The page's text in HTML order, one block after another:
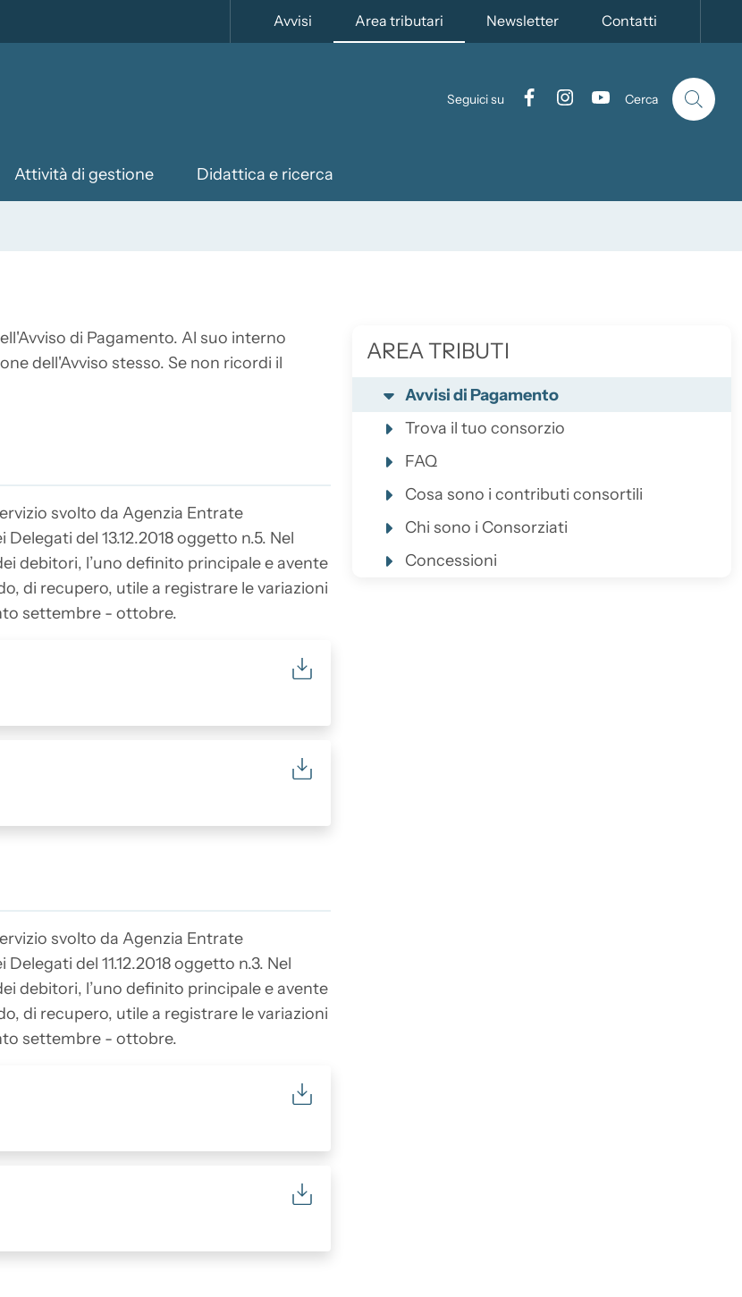
Avvisi Area tributari Newsletter Contatti
Seguici su FacebookInstagram
YouTube
Cerca
Attività di gestione Didattica e ricerca
di Pagamento. Al suo interno
dell'Avviso stesso. Se non ricordi il
svolto da Agenzia Entrate
del 13.12.2018 oggetto n.5. Nel
debitori, l’uno definito principale e avente
di recupero, utile a registrare le variazioni
settembre - ottobre.
svolto da Agenzia Entrate
del 11.12.2018 oggetto n.3. Nel
debitori, l’uno definito principale e avente
di recupero, utile a registrare le variazioni
settembre - ottobre.
AREA TRIBUTI
Avvisi di Pagamento
Trova il tuo consorzio
FAQ
Cosa sono i contributi consortili
Chi sono i Consorziati
Concessioni